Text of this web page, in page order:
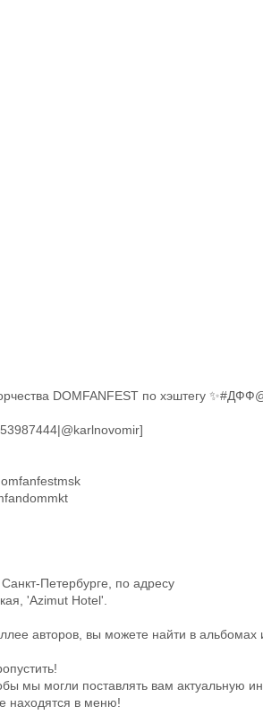
DOMFANFEST по хэштегу
Петербурге, по адресу
'Azimut Hotel'.
авторов, вы можете найти в альбомах
мы могли поставлять вам актуальную
находятся в меню!